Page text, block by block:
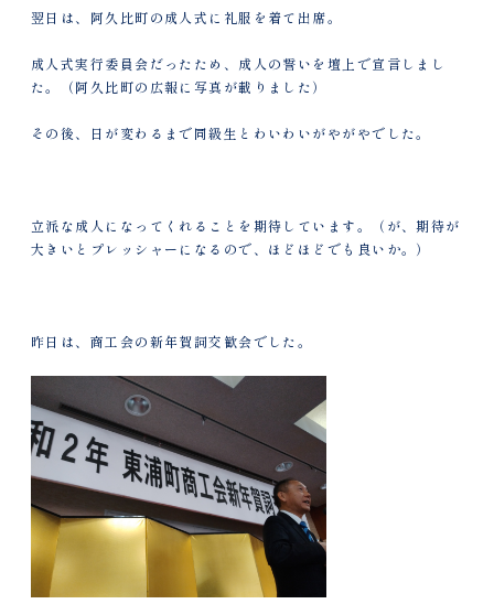
翌日は、阿久比町の成人式に礼服を着て出席。
成人式実行委員会だったため、成人の誓いを壇上で宣言しまし
た。（阿久比町の広報に写真が載りました）
その後、日が変わるまで同級生とわいわいがやがやでした。
立派な成人になってくれることを期待しています。（が、期待が
大きいとプレッシャーになるので、ほどほどでも良いか。）
昨日は、商工会の新年賀詞交歓会でした。